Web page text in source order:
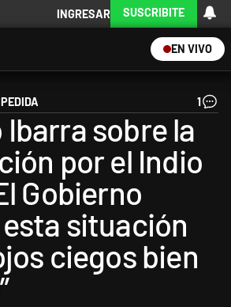
INGRESAR SUSCRIBITE
EN VIVO
1
sobre la
por el Indio
Gobierno
situación
ciegos bien